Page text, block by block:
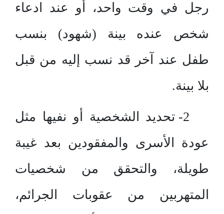
رجل في وقت واحد، أو عند ادعاء
شخص عنده بينة (شهود) بنسب
طفل عند آخر قد نسب إليه من قبل
بلا بينة.
2- تحديد الشخصية أو نفيها مثل
عودة الأسرى والمفقودين بعد غيبة
طويلة، والتحقق من شخصيات
المتهربين من عقوبات الجرائم،